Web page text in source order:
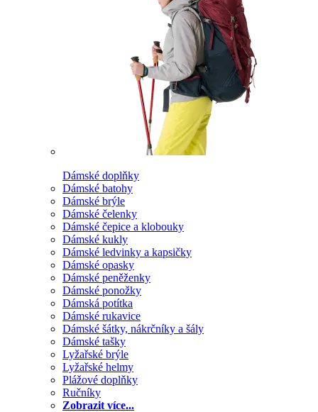
Dámské doplňky
Dámské batohy
Dámské brýle
Dámské čelenky
Dámské čepice a klobouky
Dámské kukly
Dámské ledvinky a kapsičky
Dámské opasky
Dámské peněženky
Dámské ponožky
Dámská potítka
Dámské rukavice
Dámské šátky, nákrčníky a šály
Dámské tašky
Lyžařské brýle
Lyžařské helmy
Plážové doplňky
Ručníky
Zobrazit více...